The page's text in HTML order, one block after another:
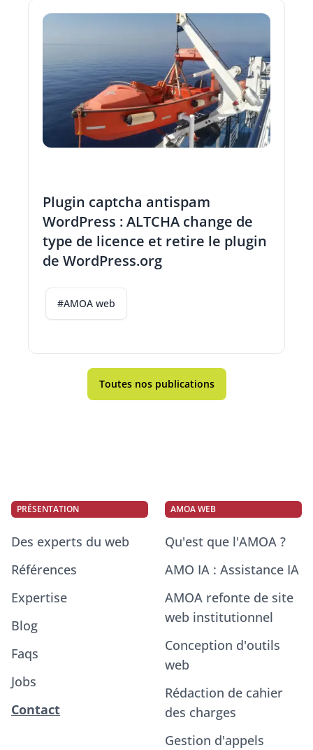
Plugin captcha antispam
WordPress : ALTCHA change de
type de licence et retire le plugin
de WordPress.org
#AMOA web
Toutes nos publications
PRÉSENTATION
Des experts du web
Références
Expertise
Blog
Faqs
Jobs
Contact
AMOA WEB
Qu'est que l'AMOA ?
AMO IA : Assistance IA
AMOA refonte de site
web institutionnel
Conception d'outils
web
Rédaction de cahier
des charges
Gestion d'appels